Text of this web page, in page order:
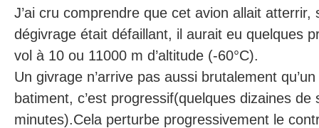
J’ai cru comprendre que cet avion allait atterrir,
dégivrage était défaillant, il aurait eu quelques
vol à 10 ou 11000 m d’altitude (-60°C).
Un givrage n’arrive pas aussi brutalement
batiment, c’est progressif(quelques dizaines de
minutes).Cela perturbe progressivement le